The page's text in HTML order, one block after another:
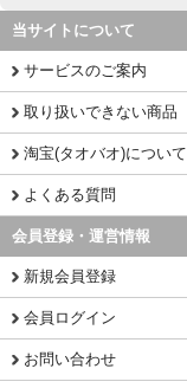
当サイトについて
サービスのご案内
取り扱いできない商品
淘宝(タオバオ)について
よくある質問
会員登録・運営情報
新規会員登録
会員ログイン
お問い合わせ